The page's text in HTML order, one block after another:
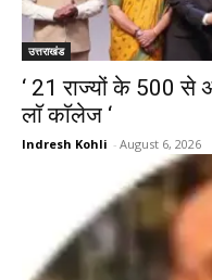
उत्तराखंड
‘ 21 राज्यों के 500 से
लाॅ काॅलेज ‘
Indresh Kohli - August 6, 2026